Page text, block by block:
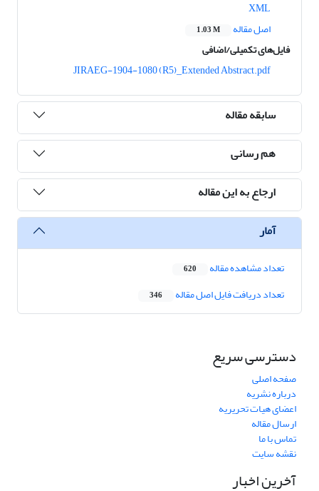
اصل مقاله
1.03 M
فایل‌های تکمیلی/اضافی
JIRAEG-1904-1080 (R5)_Extended Abstract.pdf
سابقه مقاله
هم رسانی
ارجاع به این مقاله
آمار
تعداد مشاهده مقاله 620
تعداد دریافت فایل اصل مقاله 346
دسترسی سریع
صفحه اصلی
درباره نشریه
اعضای هیات تحریریه
ارسال مقاله
تماس با ما
نقشه سایت
آخرین اخبار